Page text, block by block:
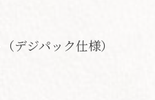
デジパック仕様）